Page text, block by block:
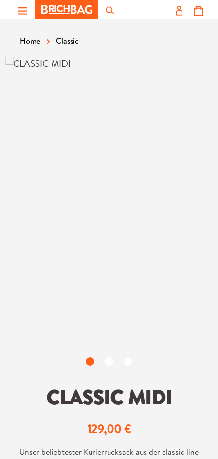
Zum Hauptinhalt springen
Home Classic
Bildergalerie überspringen
CLASSIC MIDI
Regulärer Preis:
129,00 €
Unser beliebtester Kurierrucksack aus der classic line